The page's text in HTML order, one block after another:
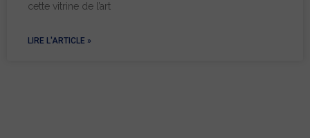
cette vitrine de l’art
LIRE L'ARTICLE »